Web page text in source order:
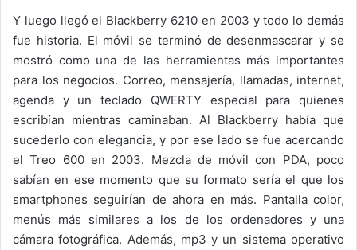
Y luego llegó el Blackberry 6210 en 2003 y todo lo demás
fue historia. El móvil se terminó de desenmascarar y se
mostró como una de las herramientas más importantes
para los negocios. Correo, mensajería, llamadas, internet,
agenda y un teclado QWERTY especial para quienes
escribían mientras caminaban. Al Blackberry había que
sucederlo con elegancia, y por ese lado se fue acercando
el Treo 600 en 2003. Mezcla de móvil con PDA, poco
sabían en ese momento que su formato sería el que los
smartphones seguirían de ahora en más. Pantalla color,
menús más similares a los de los ordenadores y una
cámara fotográfica. Además, mp3 y un sistema operativo